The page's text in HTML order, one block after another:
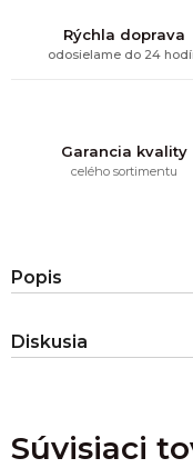
Rýchla doprava
odosielame do 24
Garancia kvality
celého sortimentu
Popis
Diskusia
Súvisiaci